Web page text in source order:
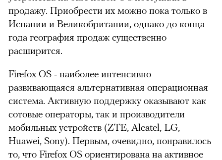
продажу. Приобрести их можно пока только в
Испании и Великобритании, однако до конца
года география продаж существенно
расширится.
Firefox OS - наиболее интенсивно
развивающаяся альтернативная операционная
система. Активную поддержку оказывают как
сотовые операторы, так и производители
мобильных устройств (ZTE, Alcatel, LG,
Huawei, Sony). Первым, очевидно, понравилось
то, что Firefox OS ориентирована на активное